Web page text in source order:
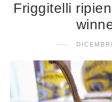
Friggitelli